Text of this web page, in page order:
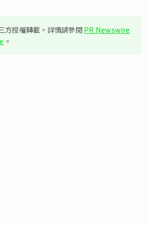
方授權轉載。詳情請參閱PR Newswire
。